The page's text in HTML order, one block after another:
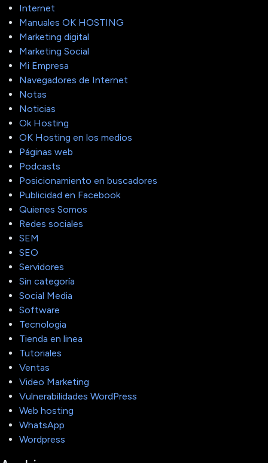
Internet
Manuales OK HOSTING
Marketing digital
Marketing Social
Mi Empresa
Navegadores de Internet
Notas
Noticias
Ok Hosting
OK Hosting en los medios
Páginas web
Podcasts
Posicionamiento en buscadores
Publicidad en Facebook
Quienes Somos
Redes sociales
SEM
SEO
Servidores
Sin categoría
Social Media
Software
Tecnologia
Tienda en linea
Tutoriales
Ventas
Video Marketing
Vulnerabilidades WordPress
Web hosting
WhatsApp
Wordpress